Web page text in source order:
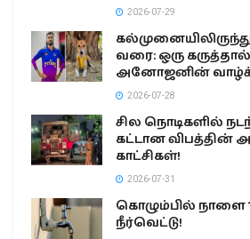
2026-07-29
வரை: ஒரு
அனோஜனின்
2026-07-28
சில நொடிகளில்
கட்டான விபத்தின்
காட்சிகள்!
2026-07-31
கொழும்பில் நாளை
நீர்வெட்டு!